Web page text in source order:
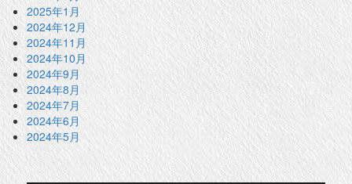
2025年1月
2024年12月
2024年11月
2024年10月
2024年9月
2024年8月
2024年7月
2024年6月
2024年5月